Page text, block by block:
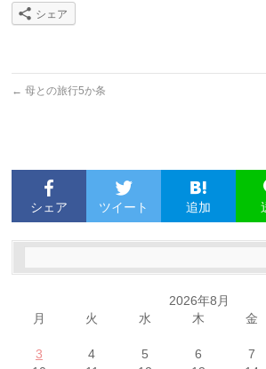
シェア
← 母との旅行5か条
シェア ツイート 追加
2026年8月
月
火 水 木 金
3
4 5 6 7